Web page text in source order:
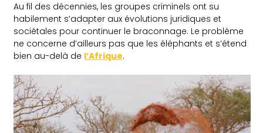
Au fil des décennies, les groupes criminels ont su
habilement s’adapter aux évolutions juridiques et
sociétales pour continuer le braconnage. Le problème
ne concerne d’ailleurs pas que les éléphants et s’étend
bien au-delà de l’Afrique.